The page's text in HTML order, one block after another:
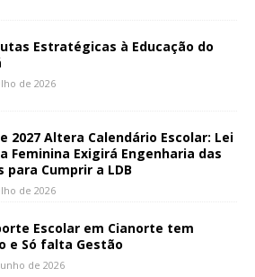
Estratégicas à Educação do
de 2026
2027 Altera Calendário Escolar: Lei
Feminina Exigirá Engenharia das
para Cumprir a LDB
de 2026
Escolar em Cianorte tem
e Só falta Gestão
de 2026